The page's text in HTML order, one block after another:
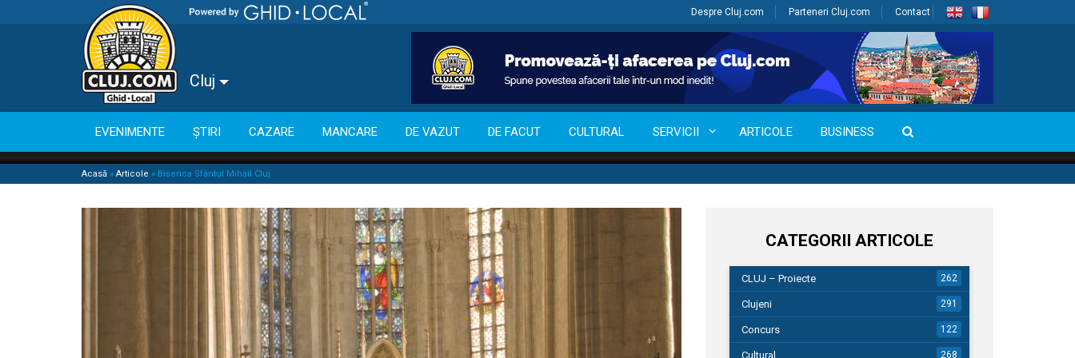
Despre Cluj.com Parteneri Cluj.com Contact
Cluj
EVENIMENTE ȘTIRI CAZARE MANCARE DE VAZUT DE FACUT CULTURAL SERVICII ARTICOLE BUSINESS
Acasă » Articole » Biserica Sfântul Mihail Cluj
CATEGORII ARTICOLE
CLUJ – Proiecte 262
Clujeni 291
Concurs 122
Cultural 268